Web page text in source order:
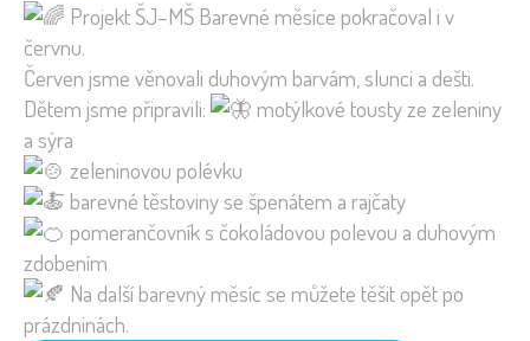
Projekt ŠJ–MŠ Barevné měsíce pokračoval i v
červnu.
Červen jsme věnovali duhovým barvám, slunci a dešti.
Dětem jsme připravili:
motýlkové tousty ze zeleniny
a sýra
zeleninovou polévku
barevné těstoviny se špenátem a rajčaty
pomerančovník s čokoládovou polevou a duhovým
zdobením
Na další barevný měsíc se můžete těšit opět po
prázdninách.